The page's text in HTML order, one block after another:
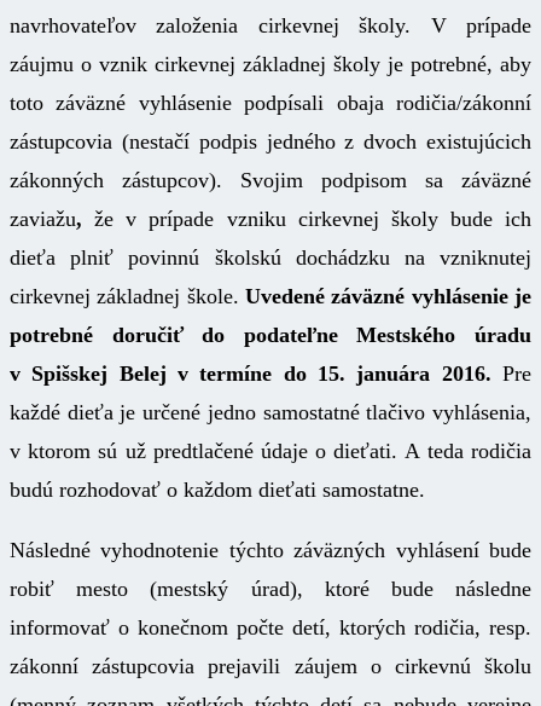
navrhovateľov založenia cirkevnej školy. V prípade
záujmu o vznik cirkevnej základnej školy je potrebné, aby
toto záväzné vyhlásenie podpísali obaja rodičia/zákonní
zástupcovia (nestačí podpis jedného z dvoch existujúcich
zákonných zástupcov). Svojim podpisom sa záväzné
zaviažu, že v prípade vzniku cirkevnej školy bude ich
dieťa plniť povinnú školskú dochádzku na vzniknutej
cirkevnej základnej škole. Uvedené záväzné vyhlásenie je
potrebné doručiť do podateľne Mestského úradu
v Spišskej Belej v termíne do 15. januára 2016. Pre
každé dieťa je určené jedno samostatné tlačivo vyhlásenia,
v ktorom sú už predtlačené údaje o dieťati. A teda rodičia
budú rozhodovať o každom dieťati samostatne.
Následné vyhodnotenie týchto záväzných vyhlásení bude
robiť mesto (mestský úrad), ktoré bude následne
informovať o konečnom počte detí, ktorých rodičia, resp.
zákonní zástupcovia prejavili záujem o cirkevnú školu